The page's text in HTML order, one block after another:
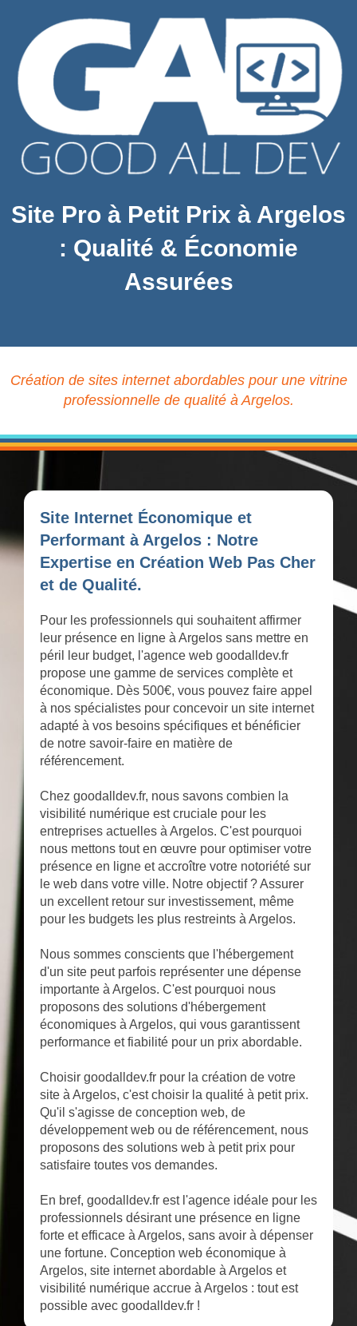
Site Pro à Petit Prix à Argelos
: Qualité & Économie
Assurées
Création de sites internet abordables pour une vitrine
professionnelle de qualité à Argelos.
Site Internet Économique et
Performant à Argelos : Notre
Expertise en Création Web Pas Cher
et de Qualité.
Pour les professionnels qui souhaitent affirmer
leur présence en ligne à Argelos sans mettre en
péril leur budget, l'agence web goodalldev.fr
propose une gamme de services complète et
économique. Dès 500€, vous pouvez faire appel
à nos spécialistes pour concevoir un site internet
adapté à vos besoins spécifiques et bénéficier
de notre savoir-faire en matière de
référencement.
Chez goodalldev.fr, nous savons combien la
visibilité numérique est cruciale pour les
entreprises actuelles à Argelos. C'est pourquoi
nous mettons tout en œuvre pour optimiser votre
présence en ligne et accroître votre notoriété sur
le web dans votre ville. Notre objectif ? Assurer
un excellent retour sur investissement, même
pour les budgets les plus restreints à Argelos.
Nous sommes conscients que l'hébergement
d'un site peut parfois représenter une dépense
importante à Argelos. C'est pourquoi nous
proposons des solutions d'hébergement
économiques à Argelos, qui vous garantissent
performance et fiabilité pour un prix abordable.
Choisir goodalldev.fr pour la création de votre
site à Argelos, c'est choisir la qualité à petit prix.
Qu'il s'agisse de conception web, de
développement web ou de référencement, nous
proposons des solutions web à petit prix pour
satisfaire toutes vos demandes.
En bref, goodalldev.fr est l'agence idéale pour les
professionnels désirant une présence en ligne
forte et efficace à Argelos, sans avoir à dépenser
une fortune. Conception web économique à
Argelos, site internet abordable à Argelos et
visibilité numérique accrue à Argelos : tout est
possible avec goodalldev.fr !